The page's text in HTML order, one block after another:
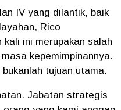
IV yang dilantik, baik
Rico
kali ini merupakan salah
kepemimpinannya.
tujuan utama.
Jabatan strategis